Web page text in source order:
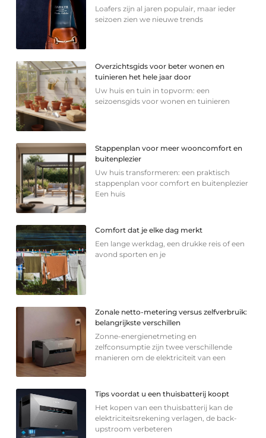
Loafers zijn al jaren populair, maar ieder
seizoen zien we nieuwe trends
Overzichtsgids voor beter wonen en
tuinieren het hele jaar door
Uw huis en tuin in topvorm: een
seizoensgids voor wonen en tuinieren
Stappenplan voor meer wooncomfort en
buitenplezier
Uw huis transformeren: een praktisch
stappenplan voor comfort en buitenplezier
Een huis
Comfort dat je elke dag merkt
Een lange werkdag, een drukke reis of een
avond sporten en je
Zonale netto-metering versus zelfverbruik:
belangrijkste verschillen
Zonne-energienetmeting en
zelfconsumptie zijn twee verschillende
manieren om de elektriciteit van een
Tips voordat u een thuisbatterij koopt
Het kopen van een thuisbatterij kan de
elektriciteitsrekening verlagen, de back-
upstroom verbeteren